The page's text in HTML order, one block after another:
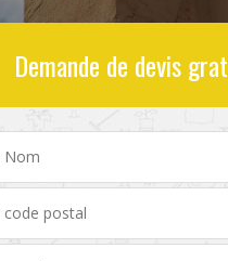
Demande de devis